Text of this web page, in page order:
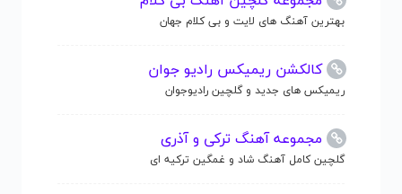
بهترین آهنگ های لایت و بی کلام جهان
کالکشن ریمیکس رادیو جوان
ریمیکس های جدید و گلچین رادیوجوان
مجموعه آهنگ ترکی و آذری
گلچین کامل آهنگ شاد و غمگین ترکیه ای